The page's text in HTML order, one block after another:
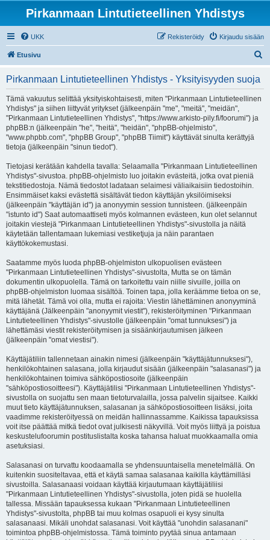
Pirkanmaan Lintutieteellinen Yhdistys
UKK Kirjaudu sisään
Rekisteröidy
Etusivu
Pirkanmaan Lintutieteellinen Yhdistys - Yksityisyyden suoja
Tämä vakuutus selittää yksityiskohtaisesti, miten "Pirkanmaan Lintutieteellinen
Yhdistys" ja siihen liittyvät yritykset (jälkeenpäin "me", "meitä", "meidän",
"Pirkanmaan Lintutieteellinen Yhdistys", "https://www.arkisto-pily.fi/foorumi") ja
phpBB:n (jälkeenpäin "he", "heitä", "heidän", "phpBB-ohjelmisto",
"www.phpbb.com", "phpBB Group", "phpBB Tiimit") käyttävät sinulta kerättyjä
tietoja (jälkeenpäin "sinun tiedot").
Tietojasi kerätään kahdella tavalla: Selaamalla "Pirkanmaan Lintutieteellinen
Yhdistys"-sivustoa. phpBB-ohjelmisto luo joitakin evästeitä, jotka ovat pieniä
tekstitiedostoja. Nämä tiedostot ladataan selaimesi väliaikaisiin tiedostoihin.
Ensimmäiset kaksi evästettä sisältävät tiedon käyttäjän yksilöimiseksi
(jälkeenpäin "käyttäjän id") ja anonyymin session tunnisteen. (jälkeenpäin
"istunto id") Saat automaattiseti myös kolmannen evästeen, kun olet selannut
joitakin viestejä "Pirkanmaan Lintutieteellinen Yhdistys"-sivustolla ja näitä
käytetään tallentamaan lukemiasi vestiketjuja ja näin parantaen
käyttökokemustasi.
Saatamme myös luoda phpBB-ohjelmiston ulkopuolisen evästeen
"Pirkanmaan Lintutieteellinen Yhdistys"-sivustolta, Mutta se on tämän
dokumentin ulkopuolella. Tämä on tarkoitettu vain niille sivuille, joilla on
phpBB-ohjelmiston luomaa sisältöä. Toinen tapa, jolla keräämme tietoa on se,
mitä lähetät. Tämä voi olla, mutta ei rajoita: Viestin lähettäminen anonyyminä
käyttäjänä (Jälkeenpäin "anonyymit viestit"), rekisteröityminen "Pirkanmaan
Lintutieteellinen Yhdistys"-sivustolle (jälkeenpäin "omat tunnuksesi") ja
lähettämäsi viestit rekisteröitymisen ja sisäänkirjautumisen jälkeen
(jälkeenpäin "omat viestisi").
Käyttäjätiliin tallennetaan ainakin nimesi (jälkeenpäin "käyttäjätunnuksesi"),
henkilökohtainen salasana, jolla kirjaudut sisään (jälkeenpäin "salasanasi") ja
henkilökohtainen toimiva sähköpostiosoite (jälkeenpäin
"sähköpostiosoitteesi"). Käyttäjätilisi "Pirkanmaan Lintutieteellinen Yhdistys"-
sivustolla on suojattu sen maan tietoturvalailla, jossa palvelin sijaitsee. Kaikki
muut tieto käyttäjätunnuksen, salasanan ja sähköpostiosoitteen lisäksi, joita
vaadimme rekisteröityessä on meidän hallinnassamme. Kaikissa tapauksissa
voit itse päättää mitkä tiedot ovat julkisesti näkyvillä. Voit myös liittyä ja poistua
keskustelufoorumin postituslistalta koska tahansa haluat muokkaamalla omia
asetuksiasi.
Salasanasi on turvattu koodaamalla se yhdensuuntaisella menetelmällä. On
kuitenkin suositeltavaa, että et käytä samaa salasanaa kaikilla käyttämilläsi
sivustoilla. Salasanaasi voidaan käyttää kirjautumaan käyttäjätiliisi
"Pirkanmaan Lintutieteellinen Yhdistys"-sivustolla, joten pidä se huolella
tallessa. Missään tapauksessa kukaan "Pirkanmaan Lintutieteellinen
Yhdistys"-sivustolta, phpBB tai muu kolmas osapuoli ei kysy sinulta
salasanaasi. Mikäli unohdat salasanasi. Voit käyttää "unohdin salasanani"
toimintoa phpBB-ohjelmistossa. Tämä toiminto pyytää sinua antamaan